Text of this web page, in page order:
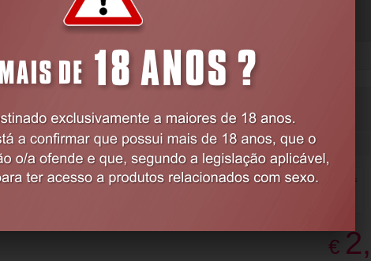
Home
OBSESSIVE VERMELHO GRANDE
EX12166
€ 2,